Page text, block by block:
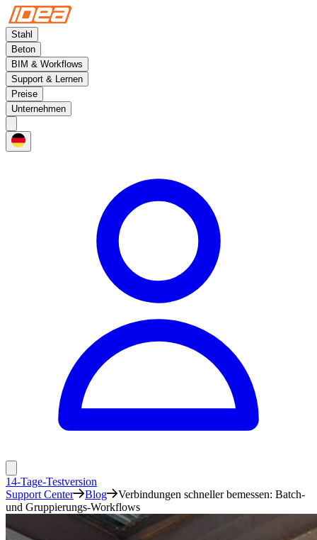
Stahl
Beton
BIM & Workflows
Support & Lernen
Preise
Unternehmen
14-Tage-Testversion
Support Center
Blog
Verbindungen schneller bemessen: Batch-
und Gruppierungs-Workflows